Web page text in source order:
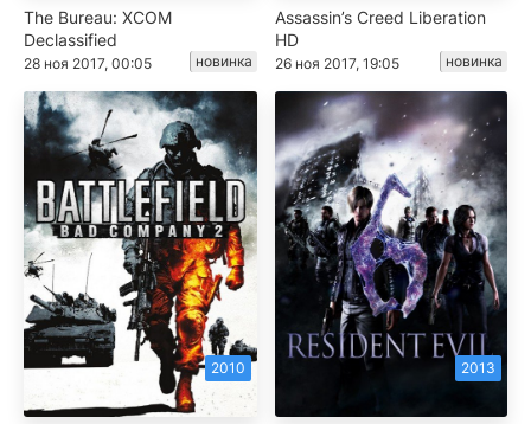
The Bureau: XCOM
Declassified
28 ноя 2017, 00:05 новинка
Assassin’s Creed Liberation
HD
26 ноя 2017, 19:05 новинка
2010 2013